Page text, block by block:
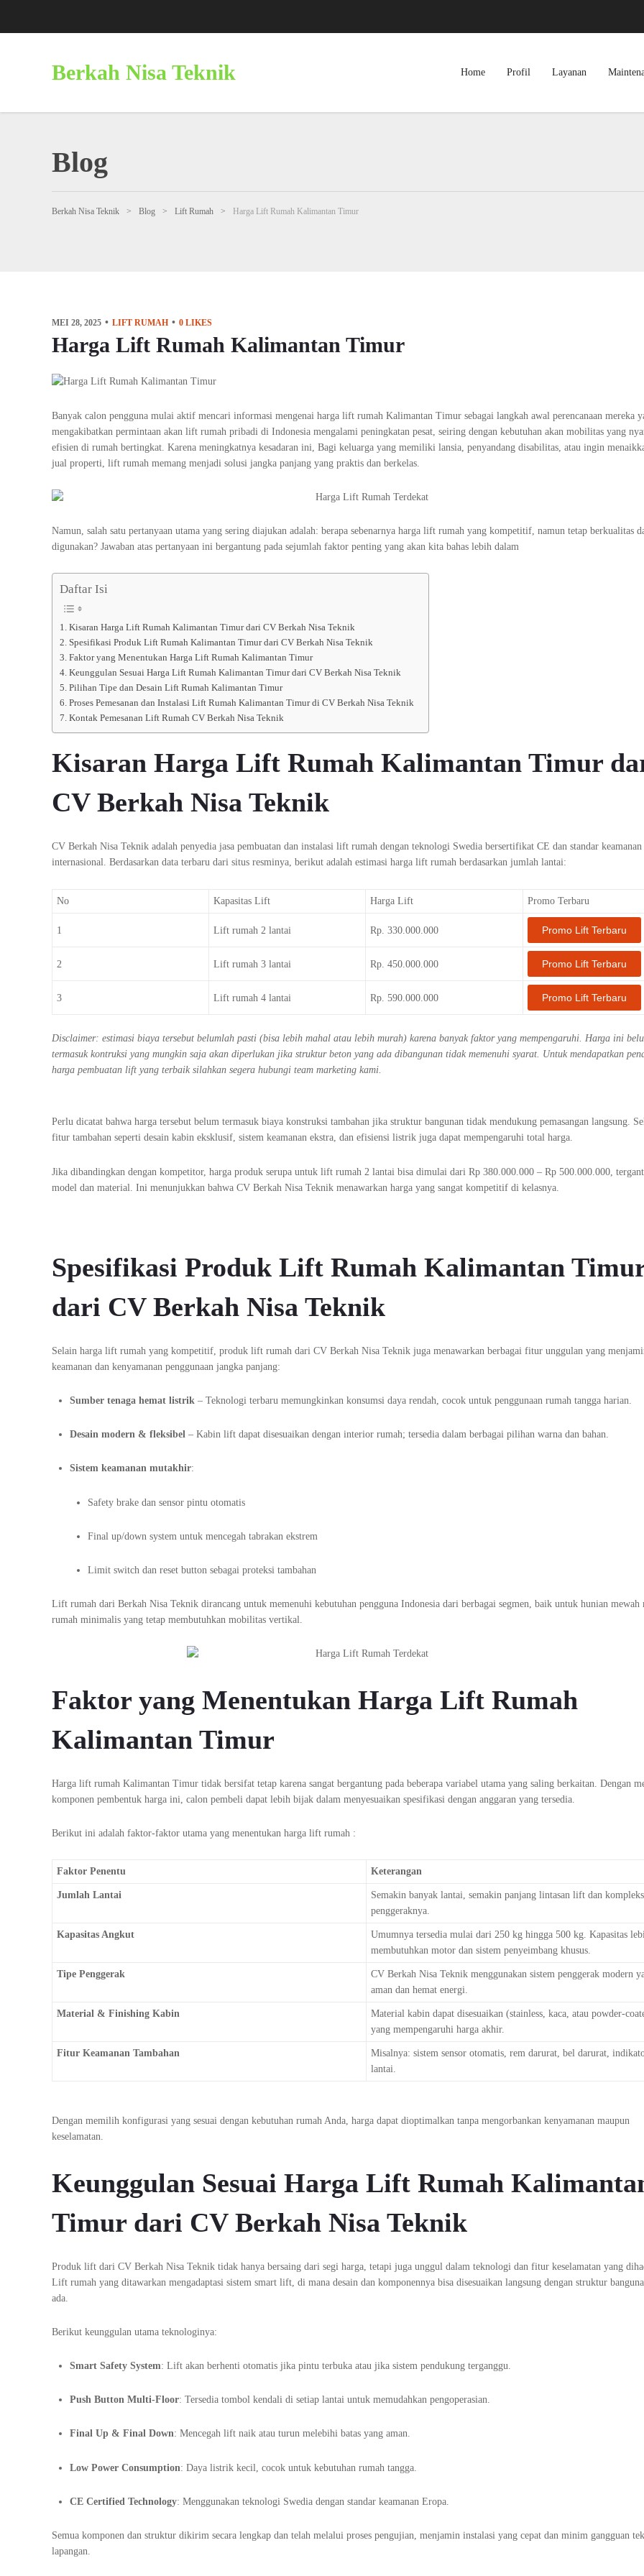
Berkah Nisa Teknik Home Profil Layanan
Blog
Berkah Nisa Teknik > Blog > Lift Rumah > Harga Lift Rumah Kalimantan Timur
MEI 28, 2025 LIFT RUMAH 0 LIKES
Harga Lift Rumah Kalimantan Timur
Banyak calon pengguna mulai aktif mencari informasi mengenai harga lift rumah Kalimantan Timur sebagai langkah awal perencanaan mereka
mengakibatkan permintaan akan lift rumah pribadi di Indonesia mengalami peningkatan pesat, seiring dengan kebutuhan akan mobilitas yang
efisien di rumah bertingkat. Karena meningkatnya kesadaran ini, Bagi keluarga yang memiliki lansia, penyandang disabilitas, atau ingin
jual properti, lift rumah memang menjadi solusi jangka panjang yang praktis dan berkelas.
Namun, salah satu pertanyaan utama yang sering diajukan adalah: berapa sebenarnya harga lift rumah yang kompetitif, namun tetap berkualitas
digunakan? Jawaban atas pertanyaan ini bergantung pada sejumlah faktor penting yang akan kita bahas lebih dalam
Daftar Isi
Kisaran Harga Lift Rumah Kalimantan Timur dari CV Berkah Nisa Teknik
Spesifikasi Produk Lift Rumah Kalimantan Timur dari CV Berkah Nisa Teknik
Faktor yang Menentukan Harga Lift Rumah Kalimantan Timur
Keunggulan Sesuai Harga Lift Rumah Kalimantan Timur dari CV Berkah Nisa Teknik
Pilihan Tipe dan Desain Lift Rumah Kalimantan Timur
Proses Pemesanan dan Instalasi Lift Rumah Kalimantan Timur di CV Berkah Nisa Teknik
Kontak Pemesanan Lift Rumah CV Berkah Nisa Teknik
Kisaran Harga Lift Rumah Kalimantan Timur
CV Berkah Nisa Teknik
CV Berkah Nisa Teknik adalah penyedia jasa pembuatan dan instalasi lift rumah dengan teknologi Swedia bersertifikat CE dan standar keamanan
internasional. Berdasarkan data terbaru dari situs resminya, berikut adalah estimasi harga lift rumah berdasarkan jumlah lantai:
No Kapasitas Lift Harga Lift Promo Terbaru
1 Lift rumah 2 lantai Rp. 330.000.000 Promo Lift Terbaru
2 Lift rumah 3 lantai Rp. 450.000.000 Promo Lift Terbaru
3 Lift rumah 4 lantai Rp. 590.000.000 Promo Lift Terbaru
Disclaimer: estimasi biaya tersebut belumlah pasti (bisa lebih mahal atau lebih murah) karena banyak faktor yang mempengaruhi. Harga ini
termasuk kontruksi yang mungkin saja akan diperlukan jika struktur beton yang ada dibangunan tidak memenuhi syarat. Untuk mendapatkan
harga pembuatan lift yang terbaik silahkan segera hubungi team marketing kami.
Perlu dicatat bahwa harga tersebut belum termasuk biaya konstruksi tambahan jika struktur bangunan tidak mendukung pemasangan langsung.
fitur tambahan seperti desain kabin eksklusif, sistem keamanan ekstra, dan efisiensi listrik juga dapat mempengaruhi total harga.
Jika dibandingkan dengan kompetitor, harga produk serupa untuk lift rumah 2 lantai bisa dimulai dari Rp 380.000.000 – Rp 500.000.000,
model dan material. Ini menunjukkan bahwa CV Berkah Nisa Teknik menawarkan harga yang sangat kompetitif di kelasnya.
Spesifikasi Produk Lift Rumah Kalimantan
dari CV Berkah Nisa Teknik
Selain harga lift rumah yang kompetitif, produk lift rumah dari CV Berkah Nisa Teknik juga menawarkan berbagai fitur unggulan yang
keamanan dan kenyamanan penggunaan jangka panjang:
Sumber tenaga hemat listrik – Teknologi terbaru memungkinkan konsumsi daya rendah, cocok untuk penggunaan rumah tangga harian.
Desain modern & fleksibel – Kabin lift dapat disesuaikan dengan interior rumah; tersedia dalam berbagai pilihan warna dan bahan.
Sistem keamanan mutakhir:
Safety brake dan sensor pintu otomatis
Final up/down system untuk mencegah tabrakan ekstrem
Limit switch dan reset button sebagai proteksi tambahan
Lift rumah dari Berkah Nisa Teknik dirancang untuk memenuhi kebutuhan pengguna Indonesia dari berbagai segmen, baik untuk hunian mewah
rumah minimalis yang tetap membutuhkan mobilitas vertikal.
Faktor yang Menentukan Harga Lift Rumah
Kalimantan Timur
Harga lift rumah Kalimantan Timur tidak bersifat tetap karena sangat bergantung pada beberapa variabel utama yang saling berkaitan. Dengan
komponen pembentuk harga ini, calon pembeli dapat lebih bijak dalam menyesuaikan spesifikasi dengan anggaran yang tersedia.
Berikut ini adalah faktor-faktor utama yang menentukan harga lift rumah :
Faktor Penentu Keterangan
Jumlah Lantai
Semakin banyak lantai, semakin panjang lintasan lift dan
penggeraknya.
Kapasitas Angkut
Umumnya tersedia mulai dari 250 kg hingga 500 kg. Kapasitas
membutuhkan motor dan sistem penyeimbang khusus.
Tipe Penggerak
CV Berkah Nisa Teknik menggunakan sistem penggerak modern
aman dan hemat energi.
Material & Finishing Kabin
Material kabin dapat disesuaikan (stainless, kaca, atau powder-
yang mempengaruhi harga akhir.
Fitur Keamanan Tambahan
Misalnya: sistem sensor otomatis, rem darurat, bel darurat,
lantai.
Dengan memilih konfigurasi yang sesuai dengan kebutuhan rumah Anda, harga dapat dioptimalkan tanpa mengorbankan kenyamanan maupun
keselamatan.
Keunggulan Sesuai Harga Lift Rumah
Timur dari CV Berkah Nisa Teknik
Produk lift dari CV Berkah Nisa Teknik tidak hanya bersaing dari segi harga, tetapi juga unggul dalam teknologi dan fitur keselamatan yang
Lift rumah yang ditawarkan mengadaptasi sistem smart lift, di mana desain dan komponennya bisa disesuaikan langsung dengan struktur
ada.
Berikut keunggulan utama teknologinya:
Smart Safety System: Lift akan berhenti otomatis jika pintu terbuka atau jika sistem pendukung terganggu.
Push Button Multi-Floor: Tersedia tombol kendali di setiap lantai untuk memudahkan pengoperasian.
Final Up & Final Down: Mencegah lift naik atau turun melebihi batas yang aman.
Low Power Consumption: Daya listrik kecil, cocok untuk kebutuhan rumah tangga.
CE Certified Technology: Menggunakan teknologi Swedia dengan standar keamanan Eropa.
Semua komponen dan struktur dikirim secara lengkap dan telah melalui proses pengujian, menjamin instalasi yang cepat dan minim gangguan
lapangan.